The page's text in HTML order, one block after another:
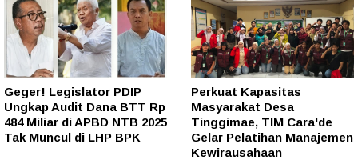
Geger! Legislator PDIP
Ungkap Audit Dana BTT Rp
484 Miliar di APBD NTB 2025
Tak Muncul di LHP BPK
Perkuat Kapasitas
Masyarakat Desa
Tinggimae, TIM Cara'de
Gelar Pelatihan Manajemen
Kewirausahaan